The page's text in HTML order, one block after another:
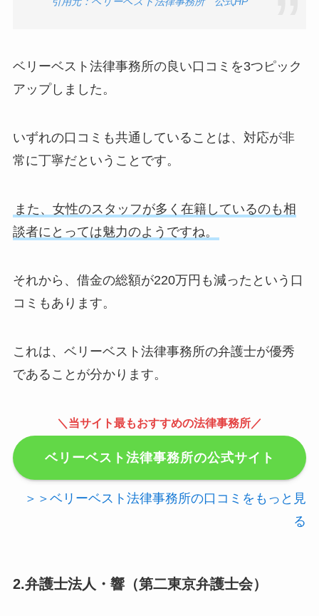
ベリーベスト法律事務所の良い口コミを3つピック
アップしました。
いずれの口コミも共通していることは、対応が非
常に丁寧だということです。
また、女性のスタッフが多く在籍しているのも相
談者にとっては魅力のようですね。
それから、借金の総額が220万円も減ったという口
コミもあります。
これは、ベリーベスト法律事務所の弁護士が優秀
であることが分かります。
＼当サイト最もおすすめの法律事務所／
ベリーベスト法律事務所の公式サイト
＞＞ベリーベスト法律事務所の口コミをもっと見
る
2.弁護士法人・響（第二東京弁護士会）